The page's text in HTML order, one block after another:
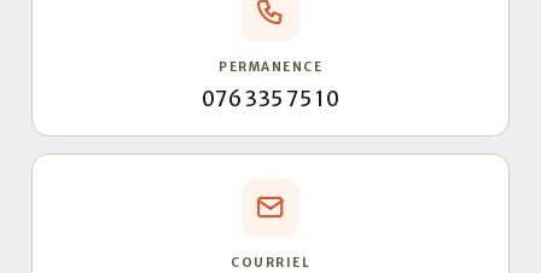
PERMANENCE
076 335 75 10
COURRIEL